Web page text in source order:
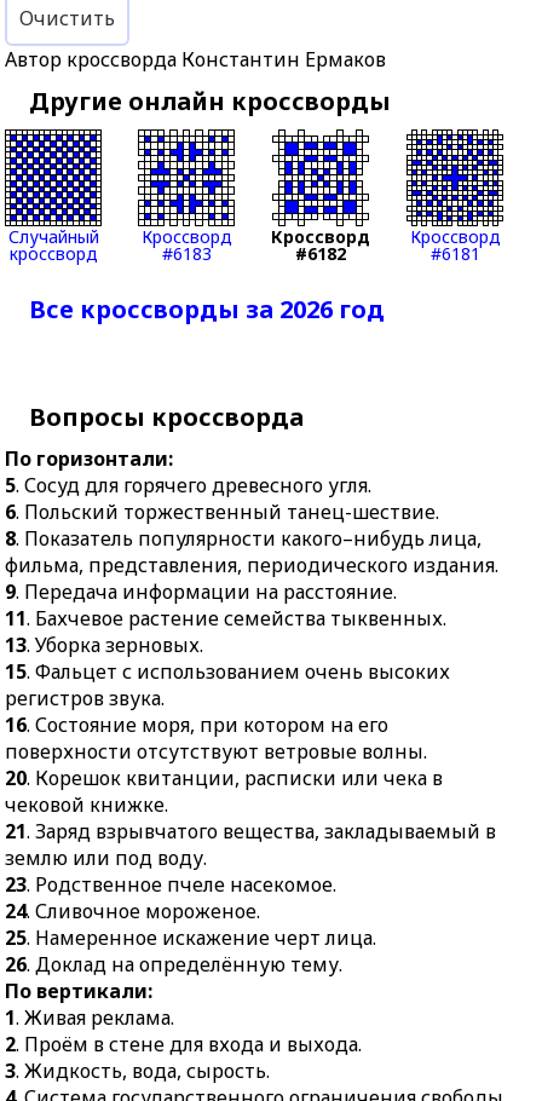
9.Передача
информации на
расстояние.
11.Бахчевое растение
семейства тыквенных.
13.Уборка зерновых.
15.Фальцет с
использованием очень
высоких регистров
16.Состояние моря, при
волны.
20.Корешок квитанции,
расписки или чека в
чековой книжке.
21.Заряд взрывчатого
вещества,
закладываемый в землю
или под воду.
23.Родственное пчеле
насекомое.
24.Сливочное
мороженое.
25.Намеренное
искажение черт лица.
26.Доклад на
определённую тему.
12.Ясное и трезвое
понимание
действительности при
осуществлении чего–
нибудь.
13.Специальный
широкий пояс,
надеваемый для
14.Старинная русская
тетеревов.
огонь.
19.Страстный любитель
музыки, пения.
22.Транспортировка
груза в несамоходных
буксирной тяги.
Очистить
Автор кроссворда Константин Ермаков
Другие онлайн кроссворды
Случайный
кроссворд
Кроссворд
#6183
Кроссворд
#6182
Кроссворд
#6181
Все кроссворды за 2026 год
Вопросы кроссворда
По горизонтали:
5. Сосуд для горячего древесного угля.
6. Польский торжественный танец-шествие.
8. Показатель популярности какого–нибудь лица,
фильма, представления, периодического издания.
9. Передача информации на расстояние.
11. Бахчевое растение семейства тыквенных.
13. Уборка зерновых.
15. Фальцет с использованием очень высоких
регистров звука.
16. Состояние моря, при котором на его
поверхности отсутствуют ветровые волны.
20. Корешок квитанции, расписки или чека в
чековой книжке.
21. Заряд взрывчатого вещества, закладываемый в
землю или под воду.
23. Родственное пчеле насекомое.
24. Сливочное мороженое.
25. Намеренное искажение черт лица.
26. Доклад на определённую тему.
По вертикали:
1. Живая реклама.
2. Проём в стене для входа и выхода.
3. Жидкость, вода, сырость.